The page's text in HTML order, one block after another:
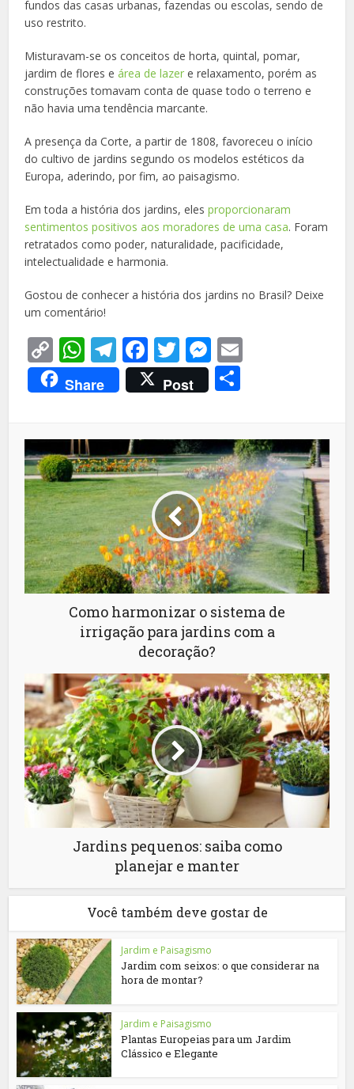
fundos das casas urbanas, fazendas ou escolas, sendo de
uso restrito.
Misturavam-se os conceitos de horta, quintal, pomar,
jardim de flores eárea de lazer e relaxamento, porém as
construções tomavam conta de quase todo o terreno e
não havia uma tendência marcante.
A presença da Corte, a partir de 1808, favoreceu o início
do cultivo de jardins segundo os modelos estéticos da
Europa, aderindo, por fim, ao paisagismo.
Em toda a história dos jardins, elesproporcionaram
sentimentos positivos aos moradores de uma casa. Foram
retratados como poder, naturalidade, pacificidade,
intelectualidade e harmonia.
Gostou de conhecer a história dos jardins no Brasil? Deixe
um comentário!
Copy
Link
WhatsApp
Telegram
Facebook
TwitterMessenger
Share Post
Como harmonizar o sistema de
irrigação para jardins com a
decoração?
Jardins pequenos: saiba como
planejar e manter
Você também deve gostar de
Jardim e Paisagismo
Jardim com seixos: o que considerar na
hora de montar?
Jardim e Paisagismo
Plantas Europeias para um Jardim
Clássico e Elegante